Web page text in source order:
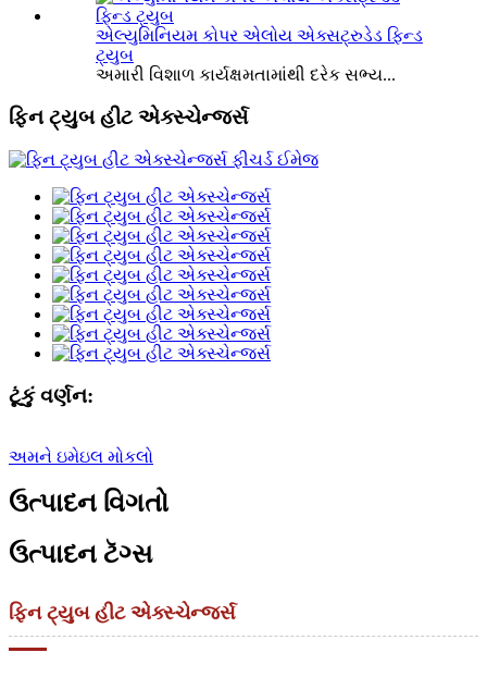
એલ્યુમિનિયમ કોપર એલોય એક્સટ્રુડેડ ફિન્ડ
ટ્યુબ
અમારી વિશાળ કાર્યક્ષમતામાંથી દરેક સભ્ય...
ફિન ટ્યુબ હીટ એક્સ્ચેન્જર્સ
ટૂંકું વર્ણન:
અમને ઇમેઇલ મોકલો
ઉત્પાદન વિગતો
ઉત્પાદન ટૅગ્સ
ફિન ટ્યુબ હીટ એક્સ્ચેન્જર્સ